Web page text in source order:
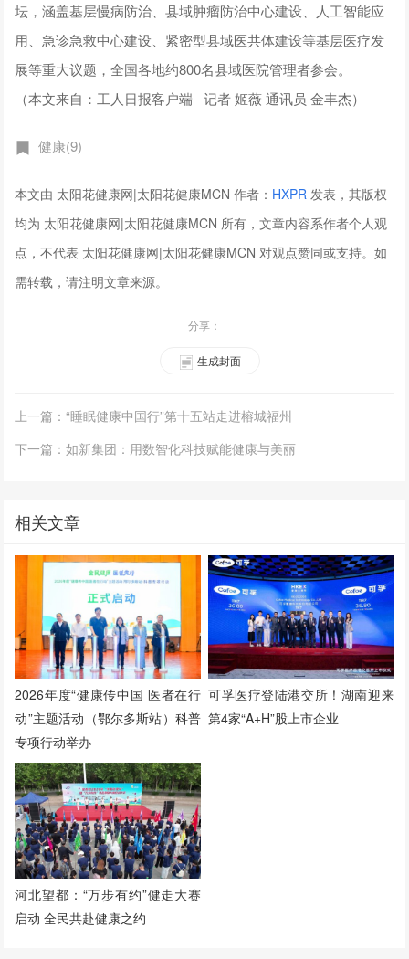
坛，涵盖基层慢病防治、县域肿瘤防治中心建设、人工智能应
用、急诊急救中心建设、紧密型县域医共体建设等基层医疗发
展等重大议题，全国各地约800名县域医院管理者参会。
（本文来自：工人日报客户端 记者 姬薇 通讯员 金丰杰）
健康(9)
本文由 太阳花健康网|太阳花健康MCN 作者： HXPR 发表，其版权
均为 太阳花健康网|太阳花健康MCN 所有，文章内容系作者个人观
点，不代表 太阳花健康网|太阳花健康MCN 对观点赞同或支持。如
需转载，请注明文章来源。
分享：
生成封面
上一篇：“睡眠健康中国行”第十五站走进榕城福州
下一篇：如新集团：用数智化科技赋能健康与美丽
相关文章
2026年度“健康传中国 医者在行
动”主题活动（鄂尔多斯站）科普
专项行动举办
可孚医疗登陆港交所！湖南迎来
第4家“A+H”股上市企业
河北望都：“万步有约”健走大赛
启动 全民共赴健康之约